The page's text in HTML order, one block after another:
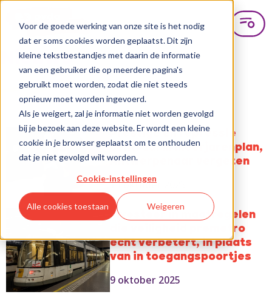
Voor de goede werking van onze site is het nodig
dat er soms cookies worden geplaatst. Dit zijn
kleine tekstbestandjes met daarin de informatie
van een gebruiker die op meerdere pagina's
gebruikt moet worden, zodat die niet steeds
opnieuw moet worden ingevoerd.
Als je weigert, zal je informatie niet worden gevolgd
bij je bezoek aan deze website. Er wordt een kleine
cookie in je browser geplaatst om te onthouden
dat je niet gevolgd wilt worden.
Cookie-instellingen
Alle cookies toestaan Weigeren
Nieuws
Prestige en repressie
centraal in meerjarenplan,
Antwerpenaar vergeten
14 oktober 2025
Investeer in maatregelen
die veiligheid premetro
echt verbetert, in plaats
van in toegangspoortjes
9 oktober 2025